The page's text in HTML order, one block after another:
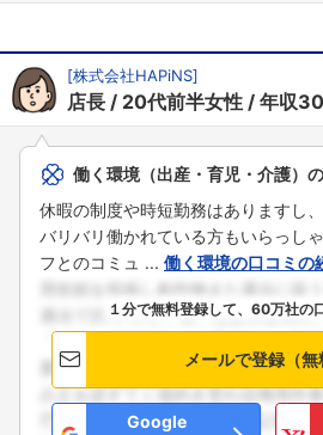
[株式会社HAPiNS]
店長 20代前半女性 年収
働く環境（出産・育児・介護）
休暇の制度や時短勤務はありますし
バリバリ働かれている方もいらっし
フとのコミュ ... 働く環境の口コミの
１分で無料登録して、60万社の
メールで登録（無
Google